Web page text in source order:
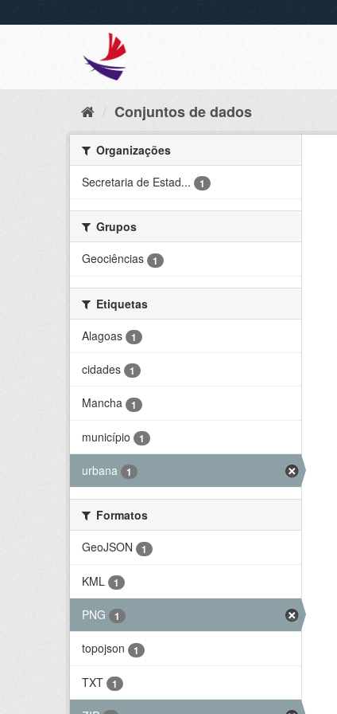
Conjuntos de dados
Organizações
Secretaria de Estad...
1
Grupos
Geociências
1
Etiquetas
Alagoas
1
cidades 1
Mancha 1
município 1
urbana 1
Formatos
GeoJSON
1
KML 1
PNG 1
topojson 1
TXT 1